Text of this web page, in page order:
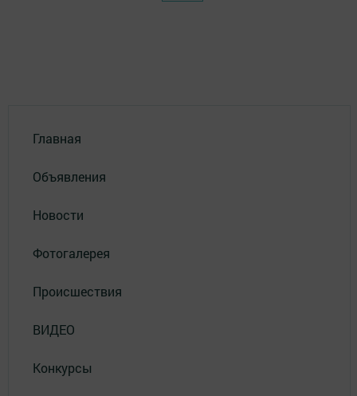
Главная
Объявления
Новости
Фотогалерея
Происшествия
ВИДЕО
Конкурсы